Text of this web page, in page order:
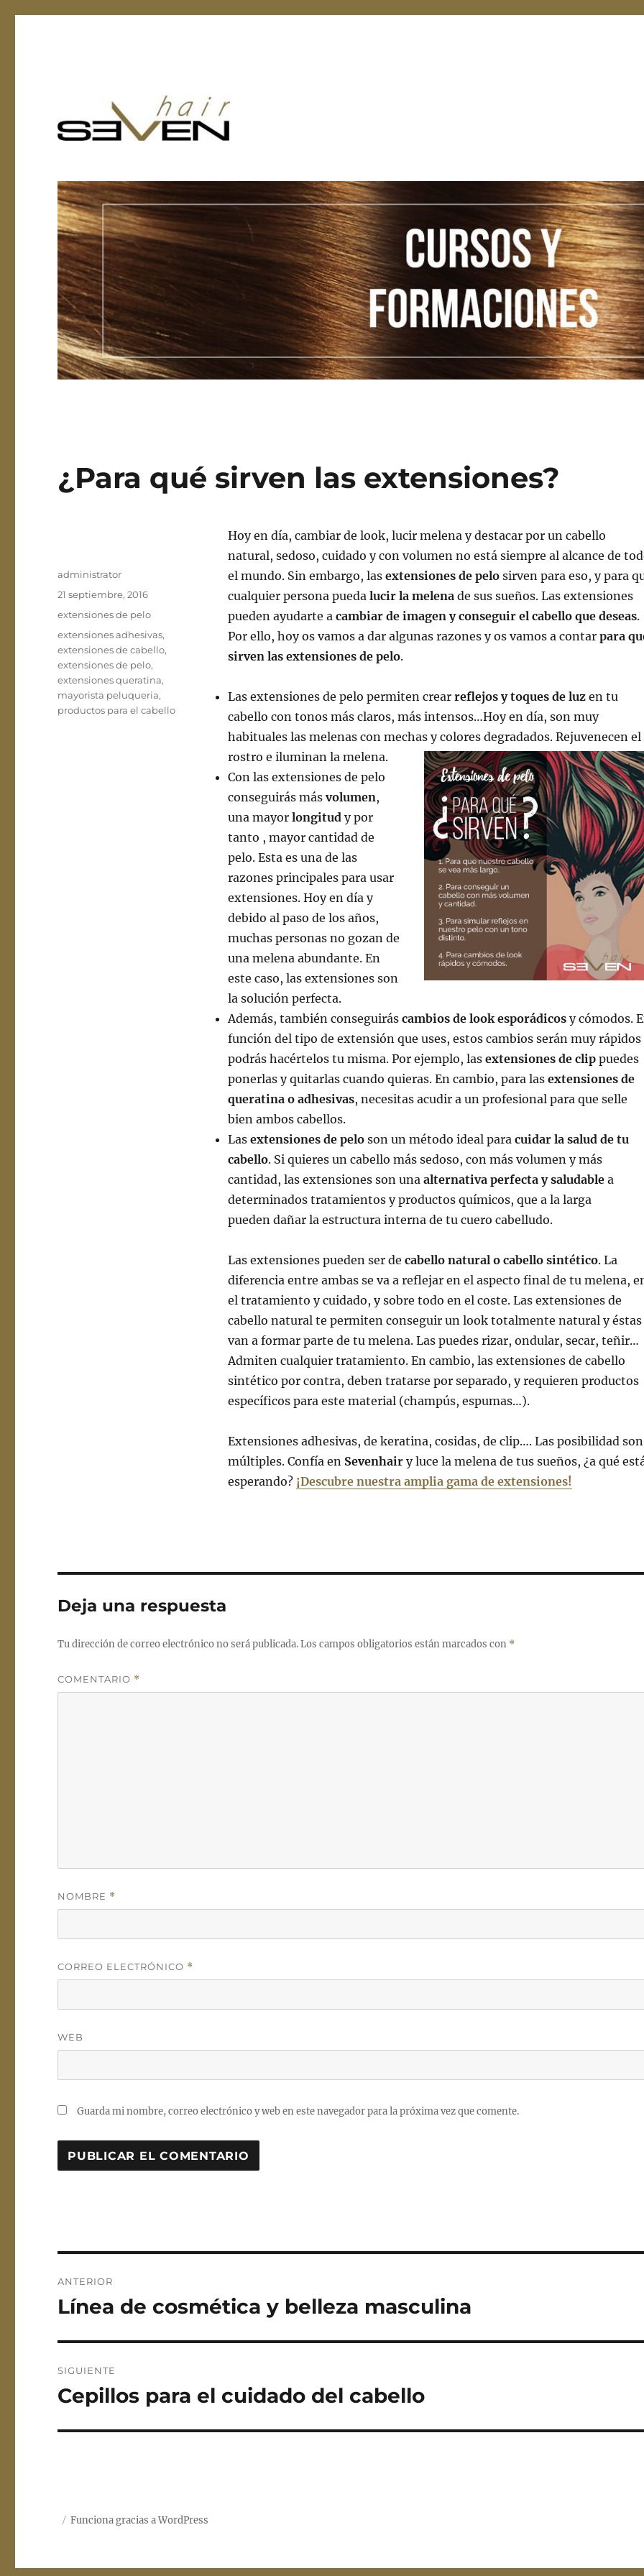
¿Para qué sirven las extensiones?
Hoy en día, cambiar de look, lucir melena y destacar por un cabello
natural, sedoso, cuidado y con volumen no está siempre al alcance de
el mundo. Sin embargo, las extensiones de pelosirven para eso, y para
cualquier persona pueda lucir la melenade sus sueños. Las extensiones
pueden ayudarte a cambiar de imagen y conseguir el cabello que deseas.
Por ello, hoy os vamos a dar algunas razones y os vamos a contar para
sirven las extensiones de pelo.
Las extensiones de pelo permiten crear reflejos y toques de luzen tu
cabello con tonos más claros, más intensos…Hoy en día, son muy
habituales las melenas con mechas y colores degradados. Rejuvenecen el
rostro e iluminan la melena.
Con las extensiones de pelo
conseguirás más volumen,
una mayor longitudy por
tanto , mayor cantidad de
pelo. Esta es una de las
razones principales para usar
extensiones. Hoy en día y
debido al paso de los años,
muchas personas no gozan de
una melena abundante. En
este caso, las extensiones son
la solución perfecta.
Además, también conseguirás cambios de look esporádicosy cómodos.
función del tipo de extensión que uses, estos cambios serán muy rápidos
podrás hacértelos tu misma. Por ejemplo, lasextensiones de clippuedes
ponerlas y quitarlas cuando quieras. En cambio, para las extensiones de
queratina o adhesivas, necesitas acudir a un profesional para que selle
bien ambos cabellos.
Lasextensiones de peloson un método ideal para cuidar la salud de tu
cabello. Si quieres un cabello más sedoso, con más volumen y más
cantidad, las extensiones son una alternativa perfecta y saludablea
determinados tratamientos y productos químicos, que a la larga
pueden dañar la estructura interna de tu cuero cabelludo.
Las extensiones pueden ser de cabello natural o cabello sintético. La
diferencia entre ambas se va a reflejar en el aspecto final de tu melena,
el tratamiento y cuidado, y sobre todo en el coste. Las extensiones de
cabello natural te permiten conseguir un look totalmente natural y éstas
van a formar parte de tu melena. Las puedes rizar, ondular, secar, teñir…
Admiten cualquier tratamiento. En cambio, las extensiones de cabello
sintético por contra, deben tratarse por separado, y requieren productos
específicos para este material (champús, espumas…).
Extensiones adhesivas, de keratina, cosidas, de clip…. Las posibilidad son
múltiples. Confía en Sevenhairy luce la melena de tus sueños, ¿a qué
esperando? ¡Descubre nuestra amplia gama de extensiones!
Autor
administrator
Publicado
21 septiembre, 2016
Categorías
extensiones de pelo
Etiquetas
extensiones adhesivas,
extensiones de cabello,
extensiones de pelo,
extensiones queratina,
mayorista peluqueria,
productos para el cabello
Deja una respuesta
Tu dirección de correo electrónico no será publicada.Los campos obligatorios están marcados con *
COMENTARIO *
NOMBRE *
CORREO ELECTRÓNICO *
WEB
Guarda mi nombre, correo electrónico y web en este navegador para la próxima vez que comente.
de
ANTERIOR
Entrada
Línea de cosmética y belleza masculina
SIGUIENTE
Entrada
Cepillos para el cuidado del cabello
Funciona gracias a WordPress